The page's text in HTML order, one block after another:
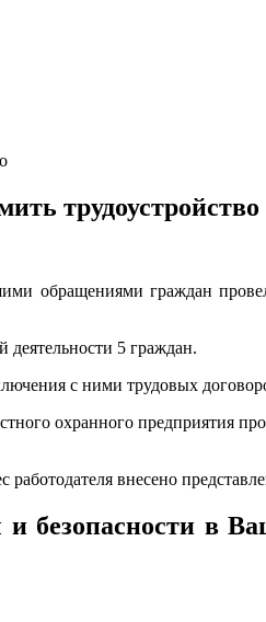
трудоустройство
обращениями граждан
деятельности 5 граждан.
с ними трудовых
охранного предприятия
внесено
безопасности в